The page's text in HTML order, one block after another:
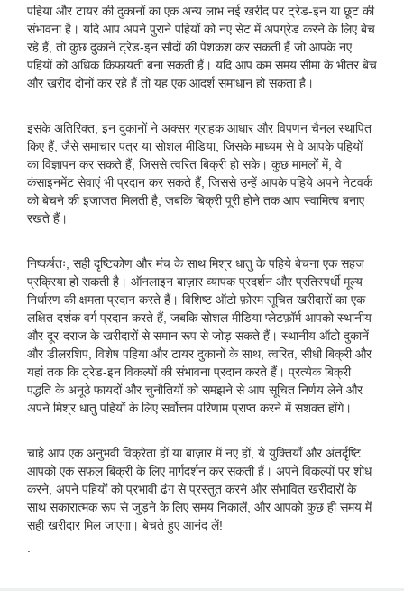
पहिया और टायर की दुकानों का एक अन्य लाभ नई खरीद पर ट्रेड-इन या छूट की
संभावना है। यदि आप अपने पुराने पहियों को नए सेट में अपग्रेड करने के लिए बेच
रहे हैं, तो कुछ दुकानें ट्रेड-इन सौदों की पेशकश कर सकती हैं जो आपके नए
पहियों को अधिक किफायती बना सकती हैं। यदि आप कम समय सीमा के भीतर बेच
और खरीद दोनों कर रहे हैं तो यह एक आदर्श समाधान हो सकता है।
इसके अतिरिक्त, इन दुकानों ने अक्सर ग्राहक आधार और विपणन चैनल स्थापित
किए हैं, जैसे समाचार पत्र या सोशल मीडिया, जिसके माध्यम से वे आपके पहियों
का विज्ञापन कर सकते हैं, जिससे त्वरित बिक्री हो सके। कुछ मामलों में, वे
कंसाइनमेंट सेवाएं भी प्रदान कर सकते हैं, जिससे उन्हें आपके पहिये अपने नेटवर्क
को बेचने की इजाजत मिलती है, जबकि बिक्री पूरी होने तक आप स्वामित्व बनाए
रखते हैं।
निष्कर्षतः, सही दृष्टिकोण और मंच के साथ मिश्र धातु के पहिये बेचना एक सहज
प्रक्रिया हो सकती है। ऑनलाइन बाज़ार व्यापक प्रदर्शन और प्रतिस्पर्धी मूल्य
निर्धारण की क्षमता प्रदान करते हैं। विशिष्ट ऑटो फ़ोरम सूचित खरीदारों का एक
लक्षित दर्शक वर्ग प्रदान करते हैं, जबकि सोशल मीडिया प्लेटफ़ॉर्म आपको स्थानीय
और दूर-दराज के खरीदारों से समान रूप से जोड़ सकते हैं। स्थानीय ऑटो दुकानें
और डीलरशिप, विशेष पहिया और टायर दुकानों के साथ, त्वरित, सीधी बिक्री और
यहां तक ​​कि ट्रेड-इन विकल्पों की संभावना प्रदान करते हैं। प्रत्येक बिक्री
पद्धति के अनूठे फायदों और चुनौतियों को समझने से आप सूचित निर्णय लेने और
अपने मिश्र धातु पहियों के लिए सर्वोत्तम परिणाम प्राप्त करने में सशक्त होंगे।
चाहे आप एक अनुभवी विक्रेता हों या बाज़ार में नए हों, ये युक्तियाँ और अंतर्दृष्टि
आपको एक सफल बिक्री के लिए मार्गदर्शन कर सकती हैं। अपने विकल्पों पर शोध
करने, अपने पहियों को प्रभावी ढंग से प्रस्तुत करने और संभावित खरीदारों के
साथ सकारात्मक रूप से जुड़ने के लिए समय निकालें, और आपको कुछ ही समय में
सही खरीदार मिल जाएगा। बेचते हुए आनंद लें!